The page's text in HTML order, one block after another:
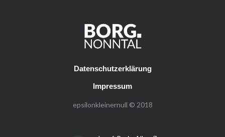
Datenschutzerklärung
Impressum
epsilonkleinernull © 2018